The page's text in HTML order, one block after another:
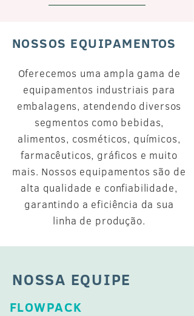
NOSSOS EQUIPAMENTOS
Oferecemos uma ampla gama de
equipamentos industriais para
embalagens, atendendo diversos
segmentos como bebidas,
alimentos, cosméticos, químicos,
farmacêuticos, gráficos e muito
mais. Nossos equipamentos são de
alta qualidade e confiabilidade,
garantindo a eficiência da sua
linha de produção.
NOSSA EQUIPE
FLOWPACK